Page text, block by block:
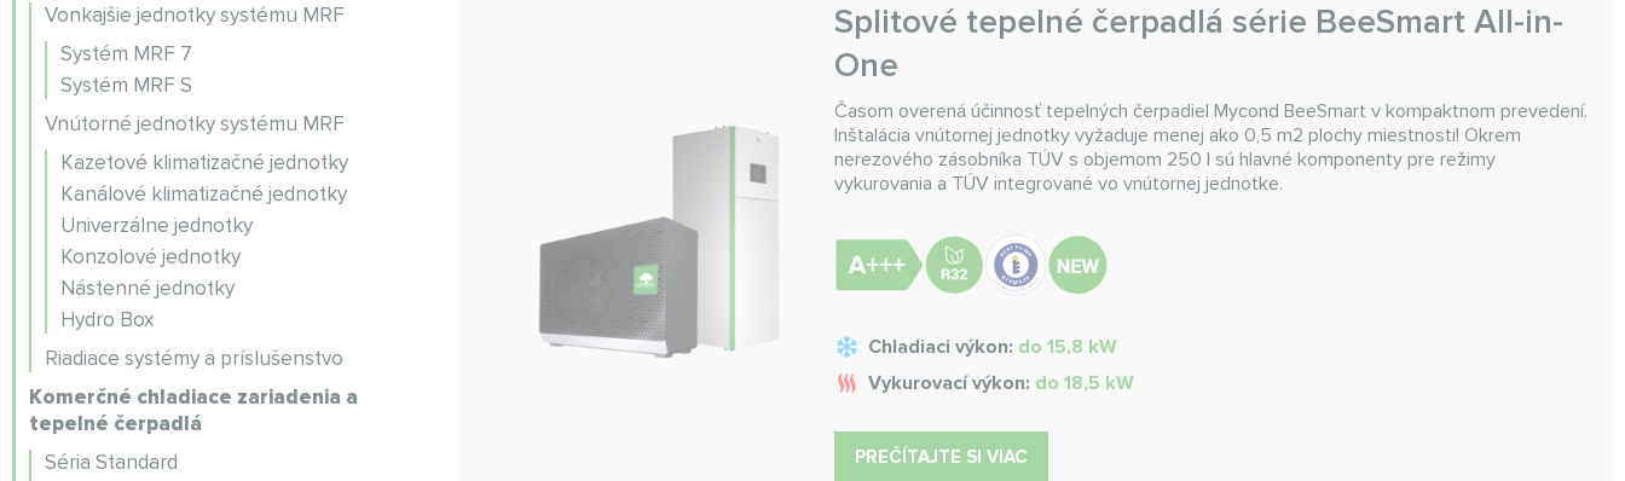
Vonkajšie jednotky systému MRF
Systém MRF 7
Systém MRF S
Vnútorné jednotky systému MRF
Kazetové klimatizačné jednotky
Kanálové klimatizačné jednotky
Univerzálne jednotky
Konzolové jednotky
Nástenné jednotky
Hydro Box
Riadiace systémy a príslušenstvo
Komerčné chladiace zariadenia a
tepelné čerpadlá
Séria Standard
Splitové tepelné čerpadlá série BeeSmart All-in-
One
Časom overená účinnosť tepelných čerpadiel Mycond BeeSmart v kompaktnom prevedení.
Inštalácia vnútornej jednotky vyžaduje menej ako 0,5 m2 plochy miestnosti! Okrem
nerezového zásobníka TÚV s objemom 250 l sú hlavné komponenty pre režimy
vykurovania a TÚV integrované vo vnútornej jednotke.
Chladiaci výkon: do 15,8 kW
Vykurovací výkon: do 18,5 kW
PREČÍTAJTE SI VIAC